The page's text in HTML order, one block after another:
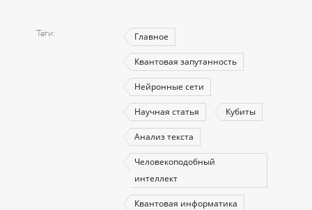
Теги Главное
Квантовая запутанность
Нейронные сети
Научная статья Кубиты
Анализ текста
Человекоподобный
интеллект
Квантовая информатика